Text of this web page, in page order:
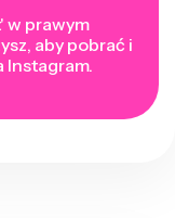
w prawym
aby pobrać i
Instagram.